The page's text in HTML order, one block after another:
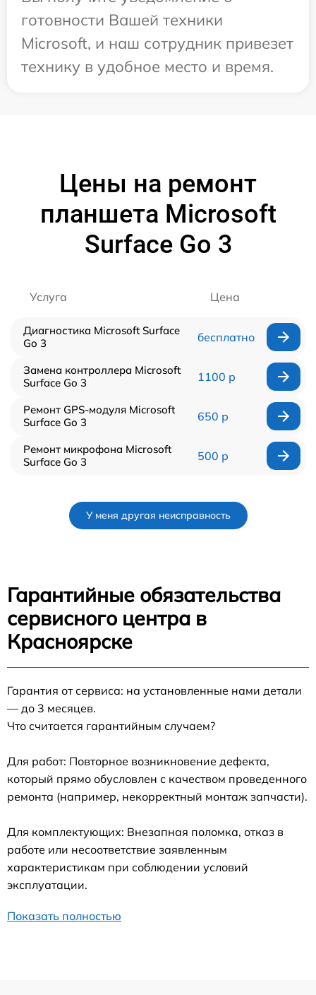
готовности Вашей техники
Microsoft, и наш сотрудник привезет
технику в удобное место и время.
Цены на ремонт
планшета Microsoft
Surface Go 3
Услуга Цена
Диагностика Microsoft Surface
Go 3
бесплатно
Замена контроллера Microsoft
Surface Go 3
1100 р
Ремонт GPS-модуля Microsoft
Surface Go 3
650 р
Ремонт микрофона Microsoft
Surface Go 3
500 р
У меня другая неисправность
Гарантийные обязательства
сервисного центра в
Красноярске
Гарантия от сервиса: на установленные нами детали
— до 3 месяцев.
Что считается гарантийным случаем?
Для работ: Повторное возникновение дефекта,
который прямо обусловлен с качеством проведенного
ремонта (например, некорректный монтаж запчасти).
Для комплектующих: Внезапная поломка, отказ в
работе или несоответствие заявленным
характеристикам при соблюдении условий
эксплуатации.
Показать полностью